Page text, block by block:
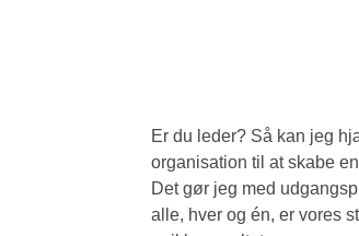
Er du leder? Så kan jeg
organisation til at skabe
Det gør jeg med
alle, hver og én, er vores